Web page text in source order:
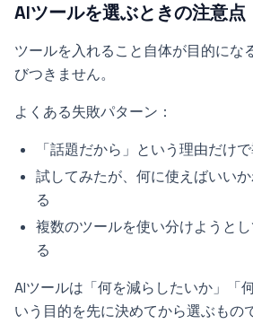
AIツールを選ぶときの注意点
ツールを入れること自体が目的にな
びつきません。
よくある失敗パターン：
「話題だから」という理由だけ
試してみたが、何に使えばいい
る
複数のツールを使い分けようと
る
AIツールは「何を減らしたいか」「
いう目的を先に決めてから選ぶもの